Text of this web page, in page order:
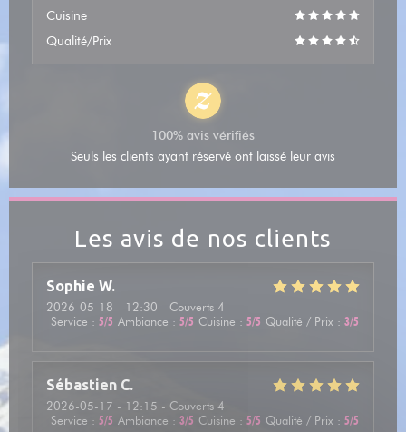
Les avis de nos clients
Sophie W
2026-05-18 - 12:30 - Couverts 4
Service : 5/5 Ambiance : 5/5 Cuisine : 5/5 Qualité / Prix : 3/5
Sébastien C
2026-05-17 - 12:15 - Couverts 4
Service : 5/5 Ambiance : 3/5 Cuisine : 5/5 Qualité / Prix : 5/5
Cuisine
Qualité/Prix
100% avis vérifiés
Seuls les clients ayant réservé ont laissé leur avis